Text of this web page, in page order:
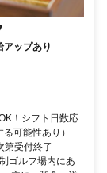
アップあり
！シフト日数応
可能性あり）
第受付終了
フ場内にあ